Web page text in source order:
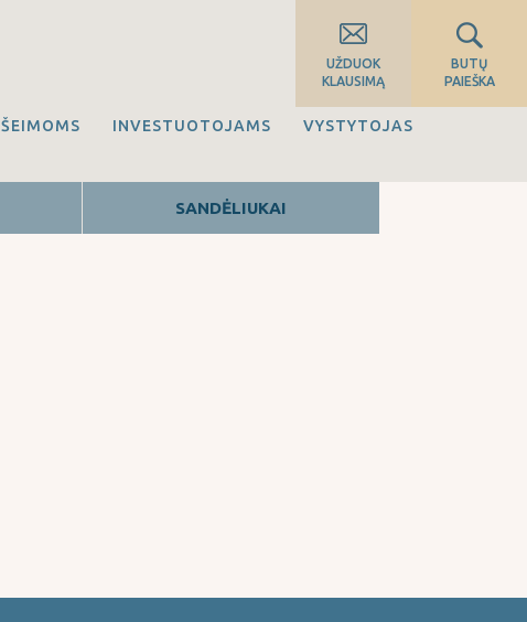
BUTŲ
PAIEŠKA
UŽDUOK
KLAUSIMĄ
ŠEIMOMS INVESTUOTOJAMS VYSTYTOJAS
SANDĖLIUKAI